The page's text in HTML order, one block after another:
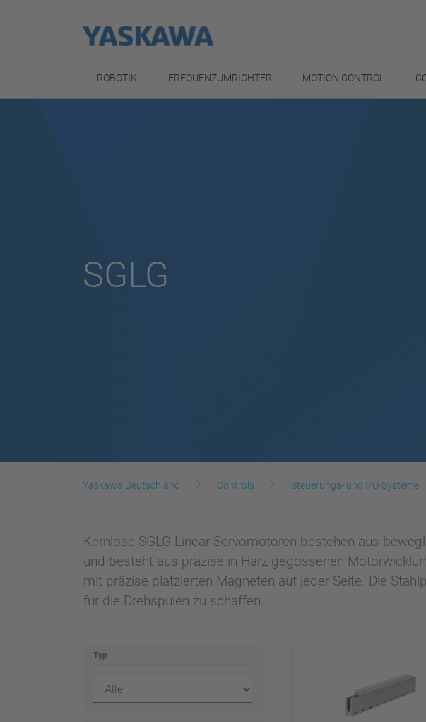
ROBOTIK FREQUENZUMRICHTER MOTION CONTROL
SGLG
Yaskawa Deutschland Controls Steuerungs- und I/O-Systeme
Kernlose SGLG-Linear-Servomotoren bestehen aus
und besteht aus präzise in Harz gegossenen
mit präzise platzierten Magneten auf jeder Seite. Die
für die Drehspulen zu schaffen.
Typ